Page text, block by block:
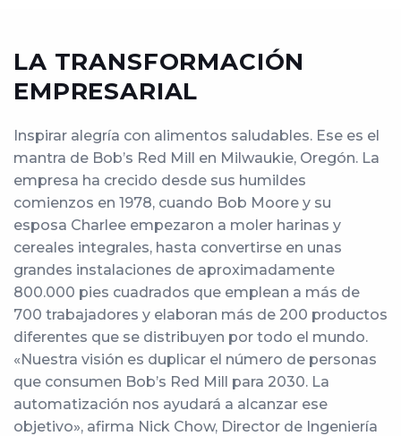
LA TRANSFORMACIÓN
EMPRESARIAL
Inspirar alegría con alimentos saludables. Ese es el
mantra de Bob’s Red Mill en Milwaukie, Oregón. La
empresa ha crecido desde sus humildes
comienzos en 1978, cuando Bob Moore y su
esposa Charlee empezaron a moler harinas y
cereales integrales, hasta convertirse en unas
grandes instalaciones de aproximadamente
800.000 pies cuadrados que emplean a más de
700 trabajadores y elaboran más de 200 productos
diferentes que se distribuyen por todo el mundo.
«Nuestra visión es duplicar el número de personas
que consumen Bob’s Red Mill para 2030. La
automatización nos ayudará a alcanzar ese
objetivo», afirma Nick Chow, Director de Ingeniería